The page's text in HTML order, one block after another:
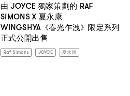
由 JOYCE 獨家策劃的 RAF
SIMONS X 夏永康
WINGSHYA 《春光乍洩》限定系列
正式公開出售
Raf Simons JOYCE 夏永康